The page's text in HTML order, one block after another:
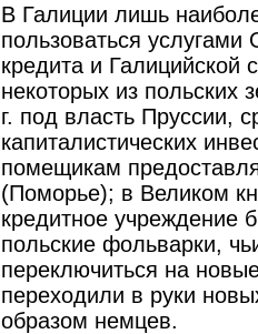
В Галиции лишь
пользоваться
кредита и Галицийской
некоторых из польских
г. под власть Пруссии,
капиталистических
помещикам
(Поморье); в Великом
кредитное учреждение
польские фольварки,
переключиться на
переходили в руки
образом немцев.